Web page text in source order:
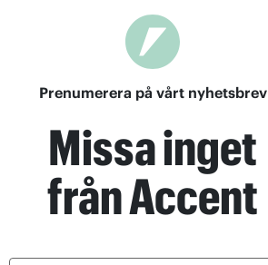
och nykterhet
21, 116 33 Stockholm
Prenumerera på vårt nyhetsbrev
Missa inget
från Accent